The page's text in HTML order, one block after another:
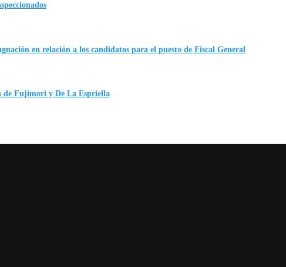
en relación a los candidatos para el puesto de Fiscal General
de Fujimori y De La Espriella